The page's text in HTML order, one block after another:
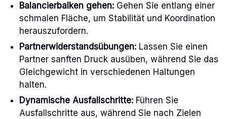
Balancierbalken gehen: Gehen Sie entlang einer
schmalen Fläche, um Stabilität und Koordination
herauszufordern.
Partnerwiderstandsübungen: Lassen Sie einen
Partner sanften Druck ausüben, während Sie das
Gleichgewicht in verschiedenen Haltungen
halten.
Dynamische Ausfallschritte: Führen Sie
Ausfallschritte aus, während Sie nach Zielen